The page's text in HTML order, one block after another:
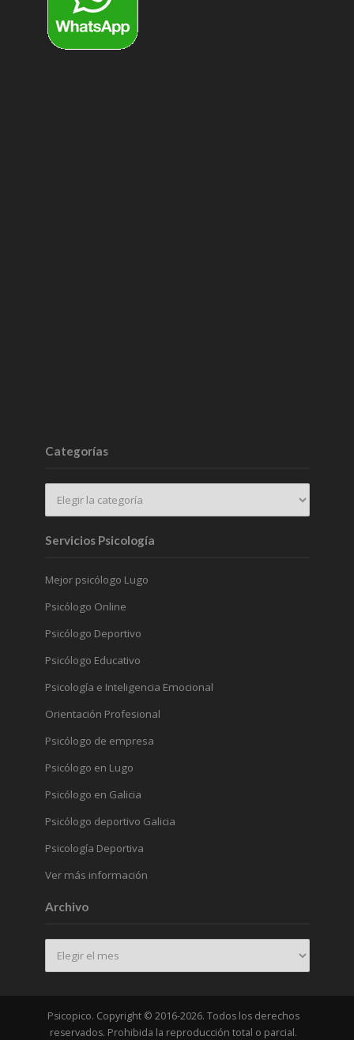
Categorías
Servicios Psicología
Mejor psicólogo Lugo
Psicólogo Online
Psicólogo Deportivo
Psicólogo Educativo
Psicología e Inteligencia Emocional
Orientación Profesional
Psicólogo de empresa
Psicólogo en Lugo
Psicólogo en Galicia
Psicólogo deportivo Galicia
Psicología Deportiva
Ver más información
Archivo
Archivo
Psicopico. Copyright © 2016-2026. Todos los derechos
reservados. Prohibida la reproducción total o parcial.